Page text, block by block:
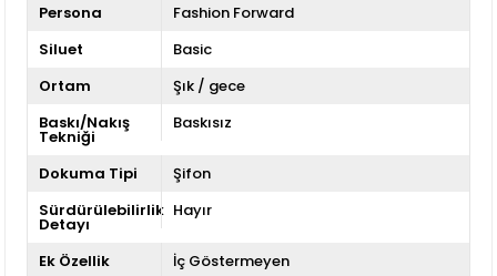
Persona
Fashion Forward
Siluet
Basic
Ortam
Şık / gece
Baskı/Nakış
Tekniği
Baskısız
Dokuma Tipi
Şifon
Sürdürülebilirlik
Detayı
Hayır
Ek Özellik
İç Göstermeyen